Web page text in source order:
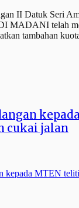
II Datuk Seri
MADANI telah
tambahan
cukai jalan